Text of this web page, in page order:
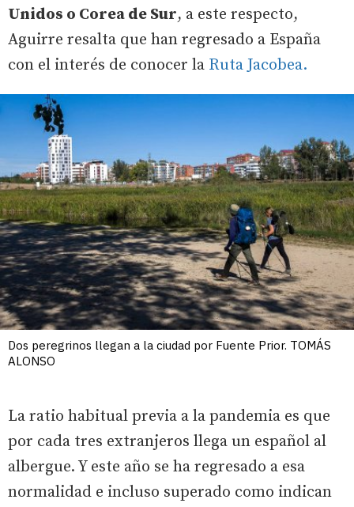
Unidos o Corea de Sur, a este respecto,
Aguirre resalta que han regresado a España
con el interés de conocer la Ruta Jacobea.
Dos peregrinos llegan a la ciudad por Fuente Prior. TOMÁS
ALONSO
La ratio habitual previa a la pandemia es que
por cada tres extranjeros llega un español al
albergue. Y este año se ha regresado a esa
normalidad e incluso superado como indican